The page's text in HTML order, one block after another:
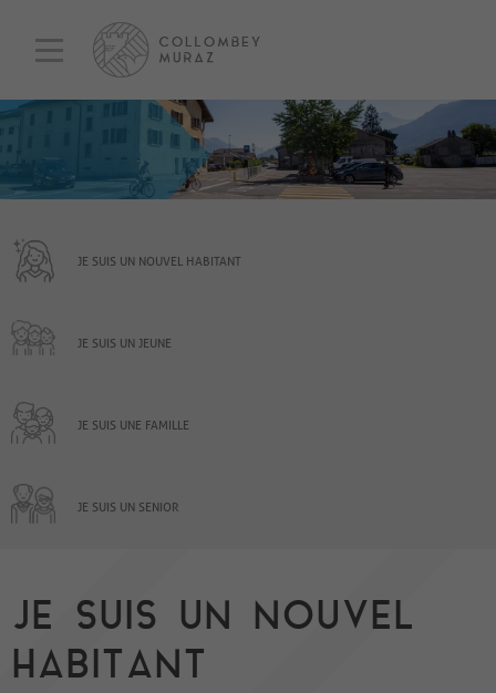
JE SUIS UN NOUVEL HABITANT
JE SUIS UN JEUNE
JE SUIS UNE FAMILLE
JE SUIS UN SENIOR
JE SUIS UN NOUVEL
HABITANT